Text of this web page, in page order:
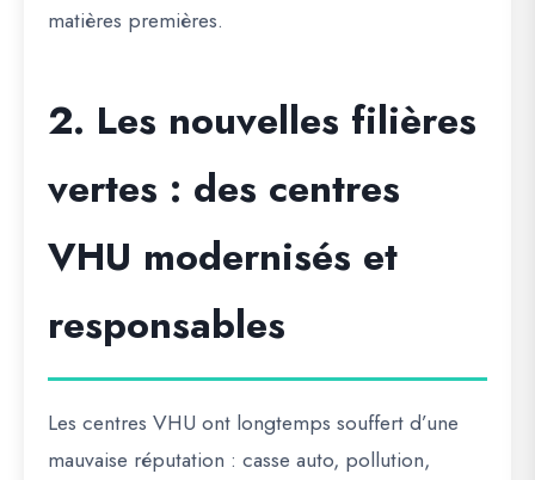
matières premières.
2. Les nouvelles filières
vertes : des centres
VHU modernisés et
responsables
Les centres VHU ont longtemps souffert d’une
mauvaise réputation : casse auto, pollution,